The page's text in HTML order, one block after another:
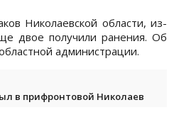
Николаевской области, из-
двое получили ранения. Об
администрации.
в прифронтовой Николаев